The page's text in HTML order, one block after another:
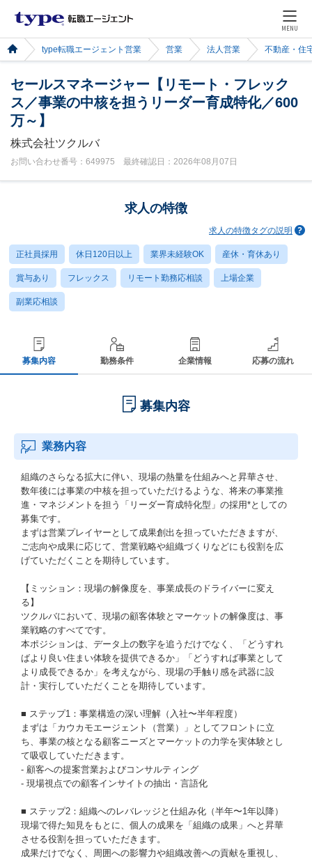
MENU
type転職エージェント営業 営業 法人営業 不動産・住
セールスマネージャー【リモート・フレック
ス／事業の中核を担うリーダー育成特化／600
万～】
株式会社ツクルバ
お問い合わせ番号：649975 最終確認日：2026年08月07日
求人の特徴
求人の特徴タグの説明
正社員採用 休日120日以上 業界未経験OK 産休・育休あり
賞与あり フレックス リモート勤務応相談 上場企業
副業応相談
募集内容 勤務条件 企業情報 応募の流れ
募集内容
業務内容
組織のさらなる拡大に伴い、現場の熱量を仕組みへと昇華させ、
数年後には事業の中核を担っていただけるような、将来の事業推
進・マネジメントを担う「リーダー育成特化型」の採用*としての
募集です。
まずは営業プレイヤーとして成果創出を担っていただきますが、
ご志向や成果に応じて、営業戦略や組織づくりなどにも役割を広
げていただくことを期待しています。
【ミッション：現場の解像度を、事業成長のドライバーに変え
る】
ツクルバにおいて、現場の顧客体験とマーケットの解像度は、事
業戦略のすべてです。
本ポジションは、データ上の数字を追うだけでなく、「どうすれ
ばより良い住まい体験を提供できるか」「どうすれば事業として
より成長できるか」を考えながら、現場の手触り感を武器に設
計・実行していただくことを期待しています。
■ ステップ1：事業構造の深い理解（入社〜半年程度）
まずは「カウカモエージェント（営業）」としてフロントに立
ち、事業の核となる顧客ニーズとマーケットの力学を実体験とし
て吸収していただきます。
- 顧客への提案営業およびコンサルティング
- 現場視点での顧客インサイトの抽出・言語化
■ ステップ2：組織へのレバレッジと仕組み化（半年〜1年以降）
現場で得た知見をもとに、個人の成果を「組織の成果」へと昇華
させる役割を担っていただきます。
成果だけでなく、周囲への影響力や組織改善への貢献を重視し、